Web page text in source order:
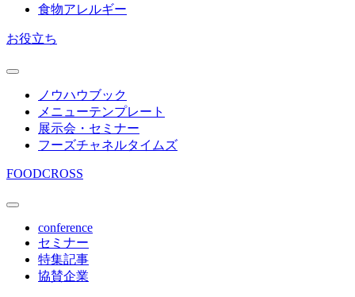
食物アレルギー
お役立ち
ノウハウブック
メニューテンプレート
展示会・セミナー
フーズチャネルタイムズ
FOODCROSS
conference
セミナー
特集記事
協賛企業